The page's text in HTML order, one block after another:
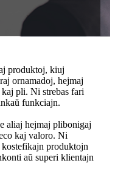
produktoj, kiuj
ornamadoj, hejmaj
pli. Ni strebas fari
funkciajn.
aliaj hejmaj plibonigaj
kaj valoro. Ni
produktojn
aŭ superi klientajn